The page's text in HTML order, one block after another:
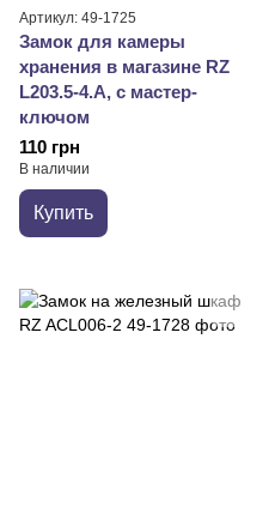
Артикул: 49-1725
Замок для камеры
хранения в магазине RZ
L203.5-4.A, с мастер-
ключом
110 грн
В наличии
Купить